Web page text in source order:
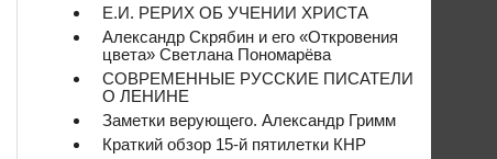
Е.И. РЕРИХ ОБ УЧЕНИИ ХРИСТА
Александр Скрябин и его «Откровения
цвета» Светлана Пономарёва
СОВРЕМЕННЫЕ РУССКИЕ ПИСАТЕЛИ
О ЛЕНИНЕ
Заметки верующего. Александр Гримм
Краткий обзор 15-й пятилетки КНР